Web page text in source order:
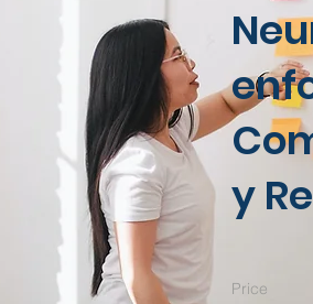
y
Price